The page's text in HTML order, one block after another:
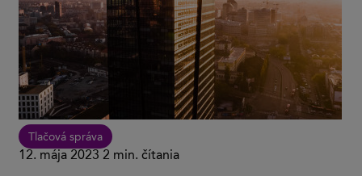
Tlačová správa
12. mája 2023 2 min. čítania